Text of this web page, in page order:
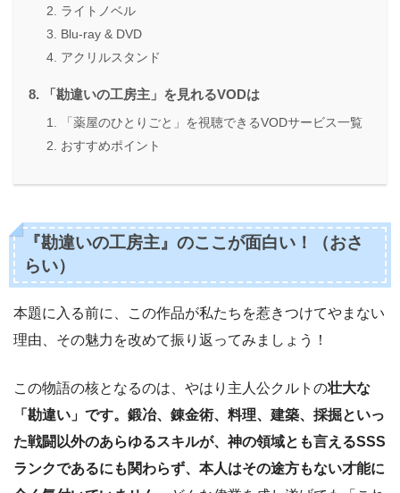
ライトノベル
Blu-ray & DVD
アクリルスタンド
「勘違いの工房主」を見れるVODは
「薬屋のひとりごと」を視聴できるVODサービス一覧
おすすめポイント
『勘違いの工房主』のここが面白い！（おさ
らい）
本題に入る前に、この作品が私たちを惹きつけてやまない
理由、その魅力を改めて振り返ってみましょう！
この物語の核となるのは、やはり主人公クルトの壮大な
「勘違い」です。鍛冶、錬金術、料理、建築、採掘といっ
た戦闘以外のあらゆるスキルが、神の領域とも言えるSSS
ランクであるにも関わらず、本人はその途方もない才能に